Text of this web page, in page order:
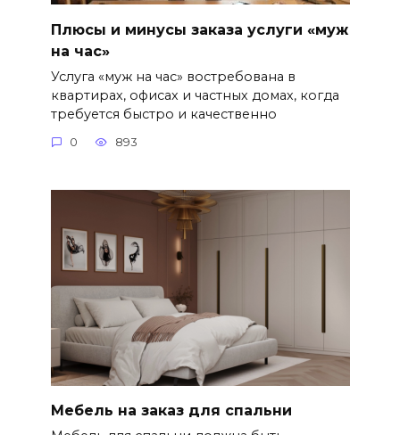
Плюсы и минусы заказа услуги «муж
на час»
Услуга «муж на час» востребована в
квартирах, офисах и частных домах, когда
требуется быстро и качественно
0 893
Мебель на заказ для спальни